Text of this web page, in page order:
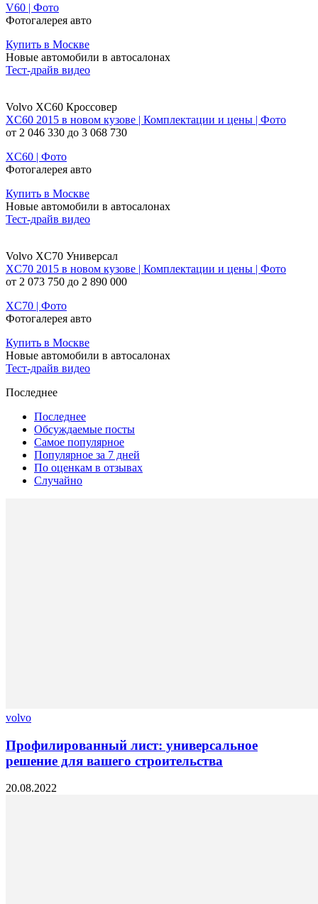
V60 | Фото
Фотогалерея авто
Купить в Москве
Новые автомобили в автосалонах
Тест-драйв видео
Volvo XC60 Кроссовер
XC60 2015 в новом кузове | Комплектации и цены | Фото
от 2 046 330 до 3 068 730
XC60 | Фото
Фотогалерея авто
Купить в Москве
Новые автомобили в автосалонах
Тест-драйв видео
Volvo XC70 Универсал
XC70 2015 в новом кузове | Комплектации и цены | Фото
от 2 073 750 до 2 890 000
XC70 | Фото
Фотогалерея авто
Купить в Москве
Новые автомобили в автосалонах
Тест-драйв видео
Последнее
Последнее
Обсуждаемые посты
Самое популярное
Популярное за 7 дней
По оценкам в отзывах
Случайно
volvo
Профилированный лист: универсальное
решение для вашего строительства
20.08.2022